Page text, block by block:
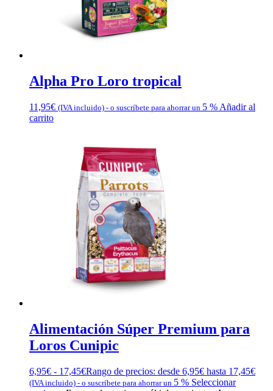
Alpha Pro Loro tropical
11,95€ (IVA incluido) - o suscríbete para ahorrar un 5 % Añadir al
carrito
Alimentación Súper Premium para
Loros Cunipic
6,95€ - 17,45€Rango de precios: desde 6,95€ hasta 17,45€
(IVA incluido) - o suscríbete para ahorrar un 5 % Seleccionar